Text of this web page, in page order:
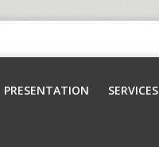
PRESENTATION SERVICES